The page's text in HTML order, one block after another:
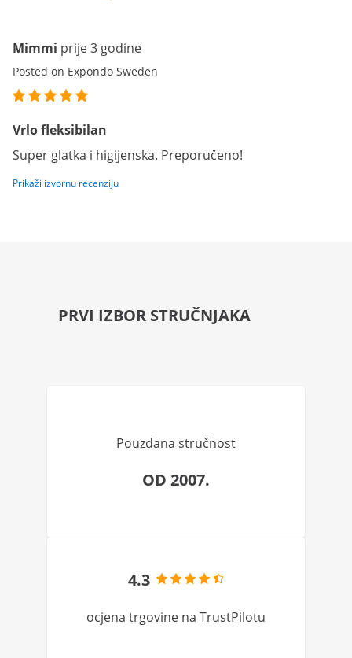
Mimmi prije 3 godine
Posted on Expondo Sweden
Vrlo fleksibilan
Super glatka i higijenska. Preporučeno!
Prikaži izvornu recenziju
PRVI IZBOR STRUČNJAKA
Pouzdana stručnost
OD 2007.
4.3
ocjena trgovine na TrustPilotu